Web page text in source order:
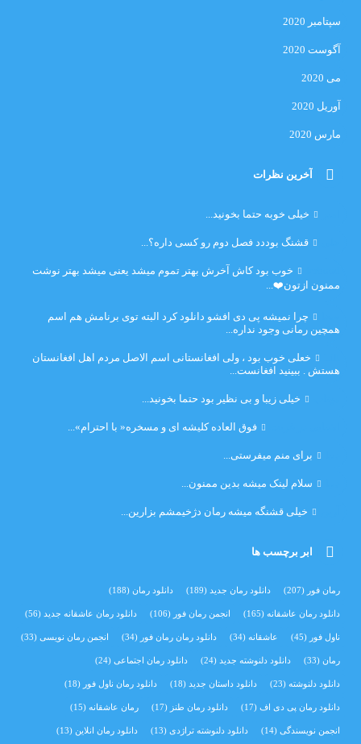
سپتامبر 2020
آگوست 2020
می 2020
آوریل 2020
مارس 2020
آخرین نظرات
خیلی خوبه حتما بخونید...
قشنگ بوددد فصل دوم رو کسی داره؟...
خوب بود کاش آخرش بهتر تموم میشد یعنی میشد بهتر نوشت
ممنون ازتون❤️...
چرا نمیشه پی دی افشو دانلود کرد البته توی برنامش هم اسم
همچین رمانی وجود نداره...
خعلی خوب بود ، ولی افغانستانی اسم الاصل مردم اهل افغانستان
هستش . ببینید افغانست...
خیلی زیبا و بی نظیر بود حتما بخونید...
فوق العاده کلیشه ای و مسخره« با احترام»...
برای منم میفرستی...
سلام لینک میشه بدین ممنون...
خیلی قشنگه میشه رمان دژخیمشم بزارین...
ابر برچسب ها
رمان فور (207) دانلود رمان جدید (189) دانلود رمان(188)
دانلود رمان عاشقانه(165) انجمن رمان فور (106) دانلود رمان عاشقانه جدید (56)
ناول فور (45) عاشقانه(34) دانلود رمان رمان فور (34) انجمن رمان نویسی(33)
رمان(33) دانلود دلنوشته جدید (24) دانلود رمان اجتماعی‌(24)
دانلود دلنوشته(23) دانلود داستان جدید (18) دانلود رمان ناول فور (18)
دانلود رمان پی دی اف(17) دانلود رمان طنز (17) رمان عاشقانه(15)
انجمن نویسندگی(14) دانلود دلنوشته تراژدی‌ (13) دانلود رمان انلاین (13)